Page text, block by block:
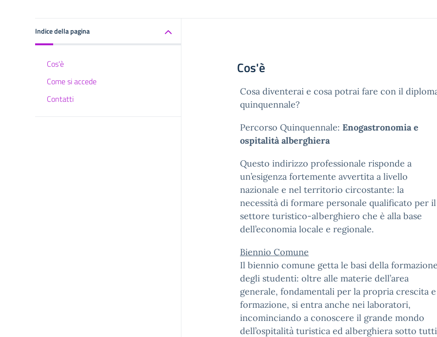
Indice della pagina
Cos'è
Come si accede
Contatti
Cos'è
Cosa diventerai e cosa potrai fare con il
quinquennale?
Percorso Quinquennale: Enogastronomia e
ospitalità alberghiera
Questo indirizzo professionale risponde a
un’esigenza fortemente avvertita a livello
nazionale e nel territorio circostante: la
necessità di formare personale qualificato per il
settore turistico-alberghiero che è alla base
dell’economia locale e regionale.
Biennio Comune
Il biennio comune getta le basi della
degli studenti: oltre alle materie dell’area
generale, fondamentali per la propria crescita e
formazione, si entra anche nei laboratori,
incominciando a conoscere il grande mondo
dell’ospitalità turistica ed alberghiera sotto